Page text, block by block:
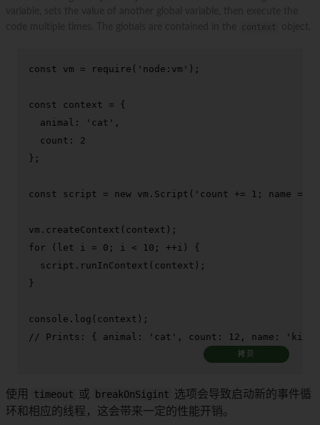
const vm = require ( 'node:vm' );
const context = {
animal : 'cat' ,
count : 2
};
const script = new vm. Script ( 'count += 1; name =
vm. createContext
for ( let i = 0 ; i < 10 ; ++i) {
  script.
runInContext (context);
}
console . log
// Prints: { animal: 'cat', count: 12, name:
拷贝
使用 timeout 或 breakOnSigint 选项会导致启动新的事件循
环和相应的线程，这会带来一定的性能开销。